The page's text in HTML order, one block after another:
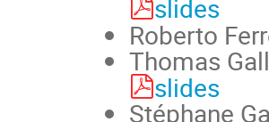
slides
Roberto
Thomas
slides
Stéphane